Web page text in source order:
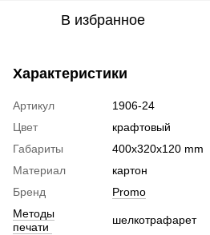
В избранное
Характеристики
Артикул
1906-24
Цвет
крафтовый
Габариты
400х320х120 mm
Материал
картон
Бренд
Promo
Методы
печати
шелкотрафарет